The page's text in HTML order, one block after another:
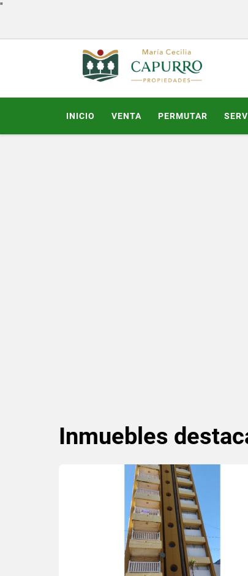
"
INICIO VENTA PERMUTAR
Inmuebles